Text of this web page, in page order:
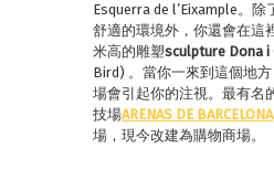
Esquerra de l’Eixample。
舒適的環境外，你還會在這
米高的雕塑sculpture Dona i
Bird) 。當你一來到這個地
場會引起你的注視。最有名
技場ARENAS DE BARCELONA
場，現今改建為購物商場。